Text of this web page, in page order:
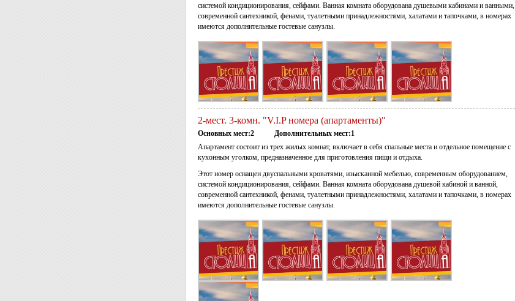
системой кондиционирования, сейфами. Ванная комната оборудована душевыми кабинами и ванными,
современной сантехникой, фенами, туалетными принадлежностями, халатами и тапочками, в номерах
имеются дополнительные гостевые санузлы.
2-мест. 3-комн. "V.I.P номера (апартаменты)"
Основных мест:2
Дополнительных мест:1
Апартамент состоит из трех жилых комнат, включает в себя спальные места и отдельное помещение с
кухонным уголком, предназначенное для приготовления пищи и отдыха.
Этот номер оснащен двуспальными кроватями, изысканной мебелью, современным оборудованием,
системой кондиционирования, сейфами. Ванная комната оборудована душевой кабиной и ванной,
современной сантехникой, фенами, туалетными принадлежностями, халатами и тапочками, в номерах
имеются дополнительные гостевые санузлы.